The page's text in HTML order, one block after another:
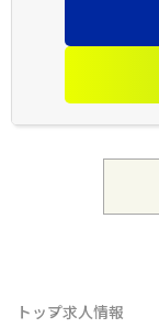
トップ求人情報